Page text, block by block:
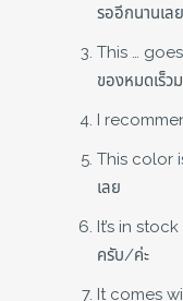
รออีกนานเล
This …
ของหมดเร็ว
I
This color
เลย
It’s in
ครับ/ค่ะ
It comes